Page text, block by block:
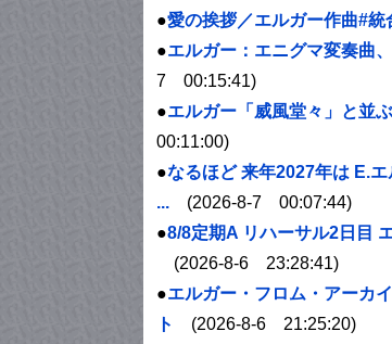
●愛の挨拶／エルガー作曲#統
●エルガー ：エニグマ変奏曲
7 00:15:41)
●エルガー 「威風堂々」と並
00:11:00)
●なるほど 来年2027年は E.エ
... (2026-8-7 00:07:44)
●8/8定期A リハーサル2日目
(2026-8-6 23:28:41)
●エルガー ・フロム・アーカ
ト
(2026-8-6 21:25:20)